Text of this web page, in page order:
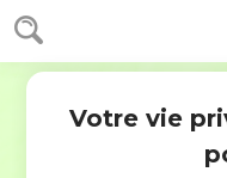
Romains 3
tous ont péché et sont
24 et ils sont
moyen de la libération
C'est lui que Dieu a
victime expiatoire pour
sa justice, puisqu'il avait
Votre vie